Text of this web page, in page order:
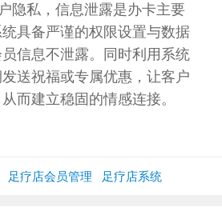
私，信息泄露是办卡主要
具备严谨的权限设置与数据
信息不泄露。同时利用系统
送祝福或专属优惠，让客户
而建立稳固的情感连接。
足疗店会员管理 足疗店系统